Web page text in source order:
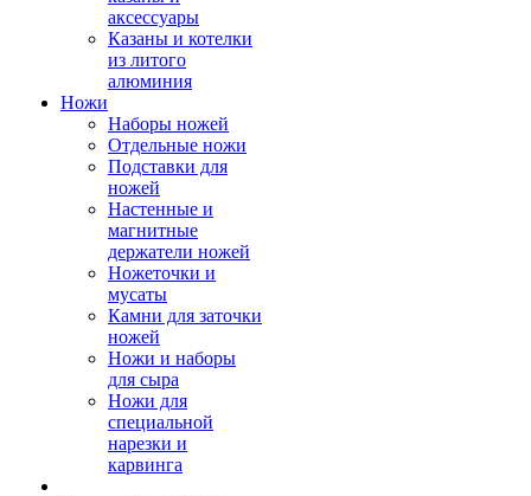
аксессуары
Казаны и котелки
из литого
алюминия
Ножи
Наборы ножей
Отдельные ножи
Подставки для
ножей
Настенные и
магнитные
держатели ножей
Ножеточки и
мусаты
Камни для заточки
ножей
Ножи и наборы
для сыра
Ножи для
специальной
нарезки и
карвинга